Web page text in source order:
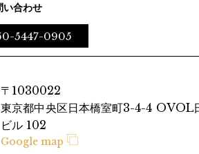
い合わせ
5447-0905
〒1030022
東京都中央区日本橋室町3-4-4 OVOL
ビル 102
Google map